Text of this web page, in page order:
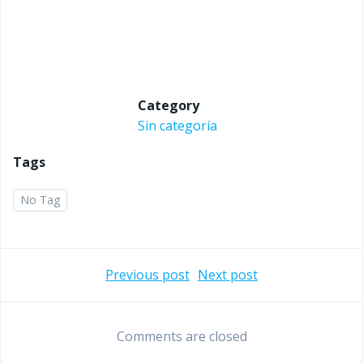
Category
Sin categoría
Tags
No Tag
Navegación
de
Previous post
de
Next post
Comments are closed